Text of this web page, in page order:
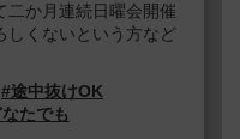
二か月連続日曜会開催
しくないという方など
#途中抜けOK
たでも